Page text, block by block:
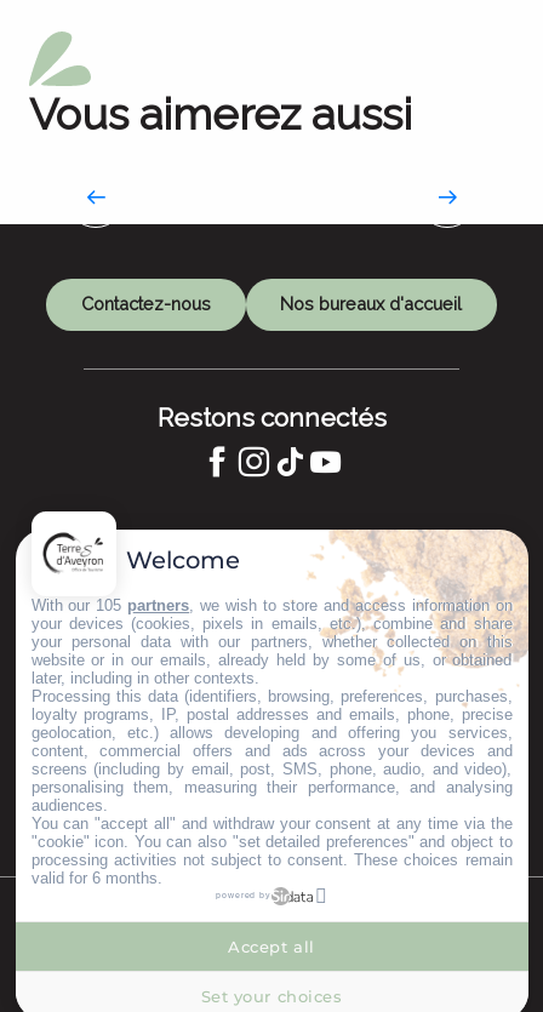
--°
Vous aimerez aussi
Nos barrages
Contactez-nous Nos bureaux d'accueil
Restons connectés
GARDONS LE CONTACT !
S'inscrire à la newsletter
Nos brochures
ESPACE PRO
GROUPES
PRESSE & INFLUENCEURS
Je m'installe ici
©Copyright 2023 Mentions légalesPartenaires
Welcome
With our 105 partners , we wish to store and access information on
your devices (cookies, pixels in emails, etc.), combine and share
your personal data with our partners, whether collected on this
website or in our emails, already held by some of us, or obtained
later, including in other contexts.
Processing this data (identifiers, browsing, preferences, purchases,
loyalty programs, IP, postal addresses and emails, phone, precise
geolocation, etc.) allows developing and offering you services,
content, commercial offers and ads across your devices and
screens (including by email, post, SMS, phone, audio, and video),
personalising them, measuring their performance, and analysing
audiences.
You can "accept all" and withdraw your consent at any time via the
"cookie" icon . You can also "set detailed preferences" and object to
processing activities not subject to consent. These choices remain
valid for 6 months.
powered by
Set your choices
Accept all